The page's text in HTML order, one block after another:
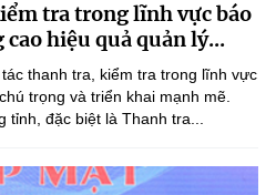
tra trong lĩnh vực báo
hiệu quả quản lý...
thanh tra, kiểm tra trong lĩnh vực
trọng và triển khai mạnh mẽ.
đặc biệt là Thanh tra...